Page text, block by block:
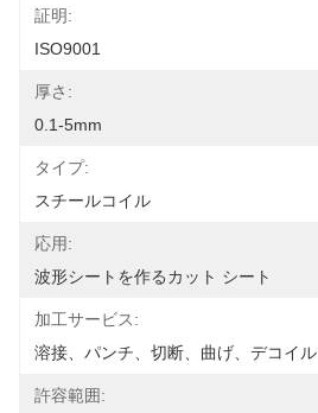
証明:
ISO9001
厚さ:
0.1-5mm
タイプ:
スチールコイル
応用:
波形シートを作るカット シート
加工サービス:
溶接、パンチ、切断、曲げ、デコイル
許容範囲: